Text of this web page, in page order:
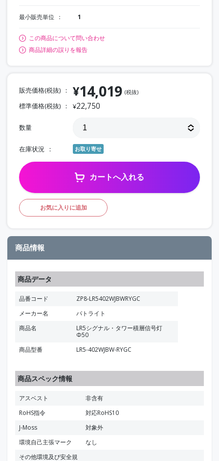
最小販売単位 1
この商品について問い合わせ
商品詳細の誤りを報告
販売価格(税抜) ¥14,019 (税抜)
標準価格(税抜) ¥22,750
数量
在庫状況 お取り寄せ
カートへ入れる
お気に入りに追加
商品情報
商品データ
品番コード
ZP8-LR5402WJBWRYGC
メーカー名
パトライト
商品名
LR5シグナル・タワー積層信号灯
Φ50
商品型番
LR5-402WJBW-RYGC
商品スペック情報
アスベスト
非含有
RoHS指令
対応RoHS10
J-Moss
対象外
環境自己主張マーク
なし
その他環境及び安全規